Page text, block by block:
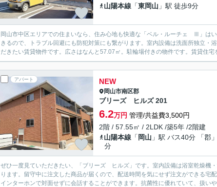
山陽本線 「東岡山 」駅 徒歩9分
岡山市中区エリアでの住まいなら、住み心地も快適な「ベル・ルーチェ Ⅲ」は
きるので、トラブル回避にも防犯対策にも繋がります。室内設備は洗面所独立・
だきたい賃貸物件です。広さはなんと57.07㎡。駐輪場付きの物件です。賃貸住
アパート NEW
岡山市南区郡
ブリーズ ヒルズ 201
6.2万円 管理/共益費3,500円
2階 / 57.55㎡ / 2LDK /築5年 /2階建
山陽本線 「 岡山 」駅 バス40分 「郡
分
ぜひ一度見ていただきたい、「ブリーズ ヒルズ」です。室内設備は浴室乾燥機
ります。留守中に注文した商品が届くので、配送時間を気にせず注文ができる宅
インターホンで対面せずに会話することができます。抗菌性に優れていて、扱い